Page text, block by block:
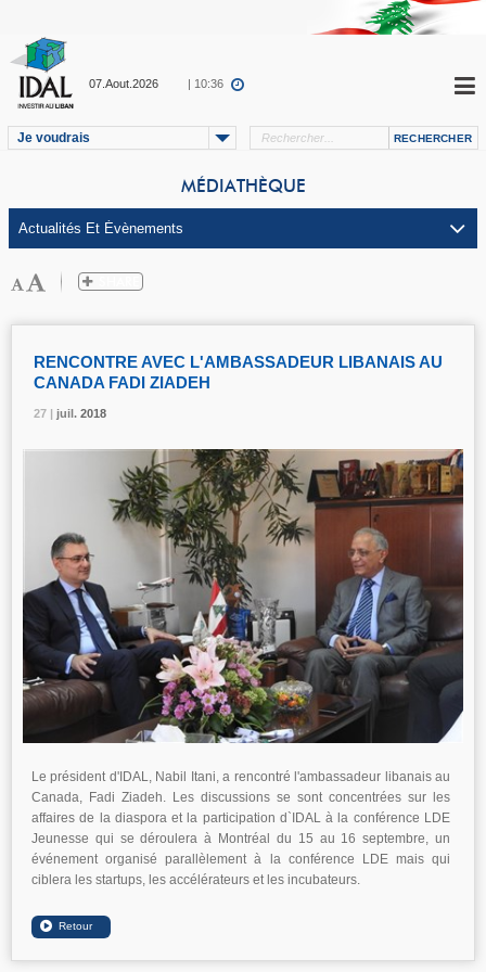
07.Aout.2026 | 10:36
Je voudrais
MÉDIATHÈQUE
27 | juil. 2018
RENCONTRE AVEC L'AMBASSADEUR LIBANAIS AU
CANADA FADI ZIADEH
27 | juil. 2018
27 | juil. 2018
Le président d'IDAL, Nabil Itani, a rencontré l'ambassadeur libanais au
Canada, Fadi Ziadeh. Les discussions se sont concentrées sur les
affaires de la diaspora et la participation d`IDAL à la conférence LDE
Jeunesse qui se déroulera à Montréal du 15 au 16 septembre, un
événement organisé parallèlement à la conférence LDE mais qui
ciblera les startups, les accélérateurs et les incubateurs.